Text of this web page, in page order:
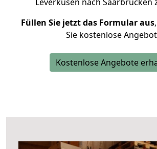
Füllen Sie jetzt das Formular aus
Sie kostenlose
Kostenlose Angebote